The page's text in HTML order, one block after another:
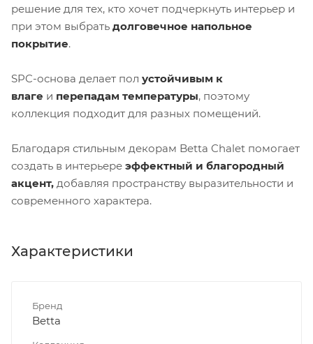
решение для тех, кто хочет подчеркнуть интерьер и
при этом выбрать долговечное напольное
покрытие.
SPC-основа делает пол устойчивым к
влаге и перепадам температуры, поэтому
коллекция подходит для разных помещений.
Благодаря стильным декорам Betta Chalet помогает
создать в интерьере эффектный и благородный
акцент, добавляя пространству выразительности и
современного характера.
Характеристики
Бренд
Betta